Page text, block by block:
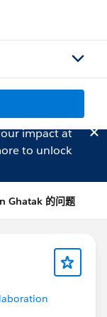
impact at
to unlock
Ghatak 的问题